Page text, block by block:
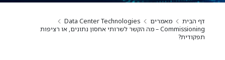
דף הבית מאמרים
Data Center Technologies
Commissioning – מה הקשר לשרותי אחסון נתונים, או רציפות
תפקודית?